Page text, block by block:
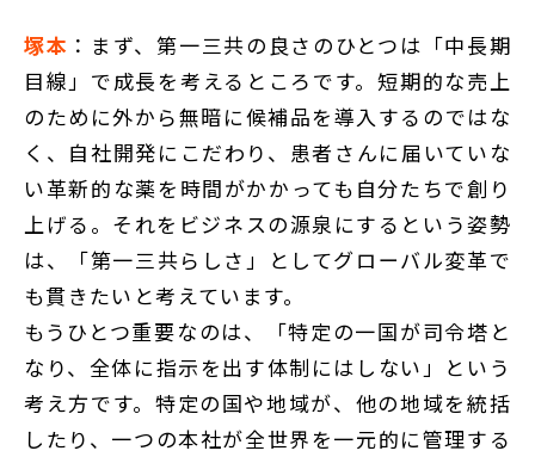
塚本 ：まず、第一三共の良さのひとつは「中長期
目線」で成長を考えるところです。短期的な売上
のために外から無暗に候補品を導入するのではな
く、自社開発にこだわり、患者さんに届いていな
い革新的な薬を時間がかかっても自分たちで創り
上げる。それをビジネスの源泉にするという姿勢
は、「第一三共らしさ」としてグローバル変革で
も貫きたいと考えています。
もうひとつ重要なのは、「特定の一国が司令塔と
なり、全体に指示を出す体制にはしない」という
考え方です。特定の国や地域が、他の地域を統括
したり、一つの本社が全世界を一元的に管理する